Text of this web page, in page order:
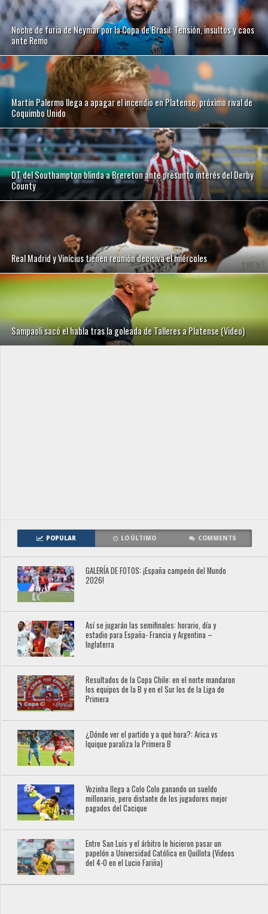
Noche de furia de Neymar por la Copa de Brasil: Tensión, insultos y caos
ante Remo
Martín Palermo llega a apagar el incendio en Platense, próximo rival de
Coquimbo Unido
DT del Southampton blinda a Brereton ante presunto interés del Derby
County
Real Madrid y Vinícius tienen reunión decisiva el miércoles
Sampaoli sacó el habla tras la goleada de Talleres a Platense (Video)
POPULAR LO ÚLTIMO COMMENTS
GALERÍA DE FOTOS: ¡España campeón del Mundo
2026!
Así se jugarán las semifinales: horario, día y
estadio para España- Francia y Argentina –
Inglaterra
Resultados de la Copa Chile: en el norte mandaron
los equipos de la B y en el Sur los de la Liga de
Primera
¿Dónde ver el partido y a qué hora?: Arica vs
Iquique paraliza la Primera B
Vozinha llega a Colo Colo ganando un sueldo
millonario, pero distante de los jugadores mejor
pagados del Cacique
Entre San Luis y el árbitro le hicieron pasar un
papelón a Universidad Católica en Quillota (Videos
del 4-0 en el Lucio Fariña)